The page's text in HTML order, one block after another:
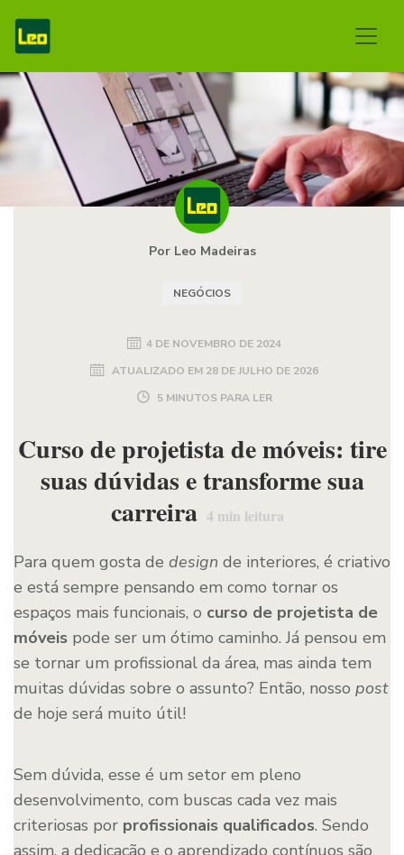
Por Leo Madeiras
NEGÓCIOS
4 DE NOVEMBRO DE 2024
ATUALIZADO EM 28 DE JULHO DE 2026
5 MINUTOS PARA LER
Curso de projetista de móveis: tire
suas dúvidas e transforme sua
carreira 4 min leitura
Para quem gosta de design de interiores, é criativo
e está sempre pensando em como tornar os
espaços mais funcionais, o curso de projetista de
móveis pode ser um ótimo caminho. Já pensou em
se tornar um profissional da área, mas ainda tem
muitas dúvidas sobre o assunto? Então, nosso post
de hoje será muito útil!
Sem dúvida, esse é um setor em pleno
desenvolvimento, com buscas cada vez mais
criteriosas por profissionais qualificados. Sendo
assim, a dedicação e o aprendizado contínuos são